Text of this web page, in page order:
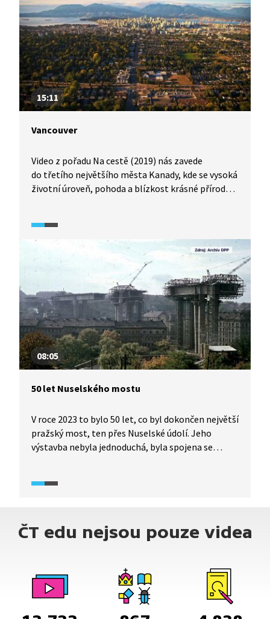
15:11
Vancouver
Video z pořadu Na cestě (2019) nás zavede
do třetího největšího města Kanady, kde se vysoká
životní úroveň, pohoda a blízkost krásné přírody
olympijské vesnice.
08:05
50 let Nuselského mostu
V roce 2023 to bylo 50 let, co byl dokončen největší
pražský most, ten přes Nuselské údolí. Jeho
výstavba nebyla jednoduchá, byla spojena se
neúměrně zatěžovaly. Podívejte se na genezi,
ČT edu nejsou pouze videa